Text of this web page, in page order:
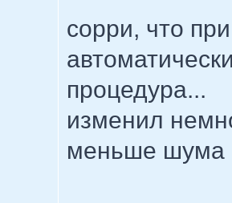
сорри, что
процедура...
изменил
меньше шума